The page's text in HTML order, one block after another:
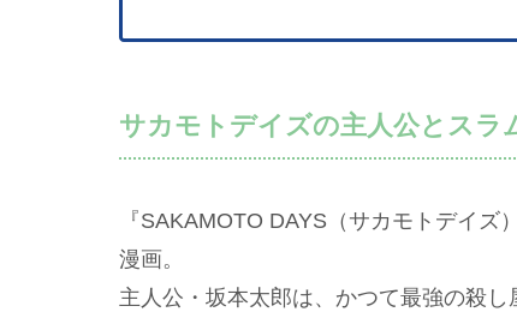
サカモトデイズの主人公とスラ
『SAKAMOTO DAYS（サカモトデイ
漫画。
主人公・坂本太郎は、かつて最強の殺